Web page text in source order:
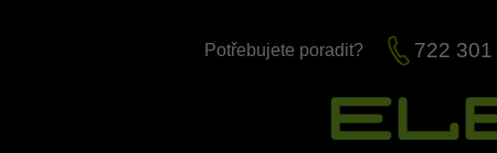
Potřebujete poradit? 722 301